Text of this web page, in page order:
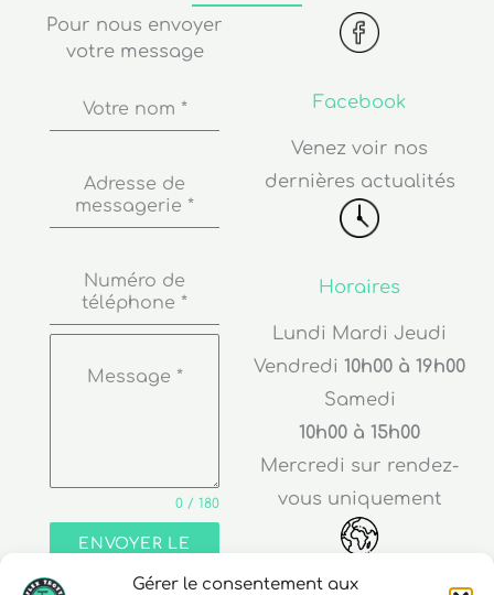
Gérer le consentement aux
Pour nous envoyer
votre message
Votre nom *
Adresse de
messagerie *
Numéro de
téléphone *
Message *
0 / 180
ENVOYER LE
Facebook
Venez voir nos
dernières actualités
Horaires
Lundi Mardi Jeudi
Vendredi 10h00 à 19h00
Samedi
10h00 à 15h00
Mercredi sur rendez-
vous uniquement